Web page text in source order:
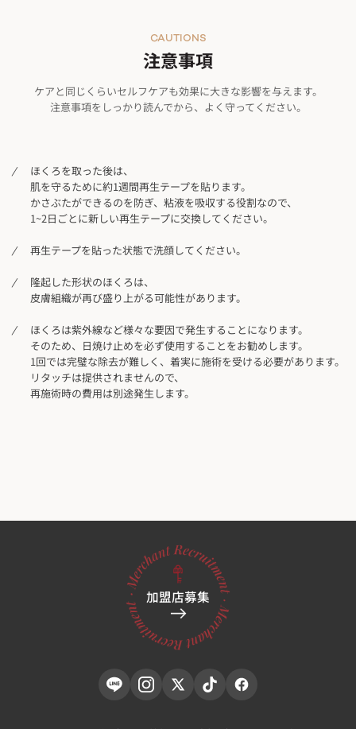
注意事項
CAUTIONS
ケアと同じくらいセルフケアも効果に大きな影響を与えます。
注意事項をしっかり読んでから、よく守ってください。
ほくろを取った後は、
肌を守るために約1週間再生テープを貼ります。
かさぶたができるのを防ぎ、粘液を吸収する役割なので、
1~2日ごとに新しい再生テープに交換してください。
再生テープを貼った状態で洗顔してください。
隆起した形状のほくろは、
皮膚組織が再び盛り上がる可能性があります。
ほくろは紫外線など様々な要因で発生することになります。
そのため、日焼け止めを必ず使用することをお勧めします。
1回では完璧な除去が難しく、着実に施術を受ける必要があります。
リタッチは提供されませんので、
再施術時の費用は別途発生します。
加盟店募集